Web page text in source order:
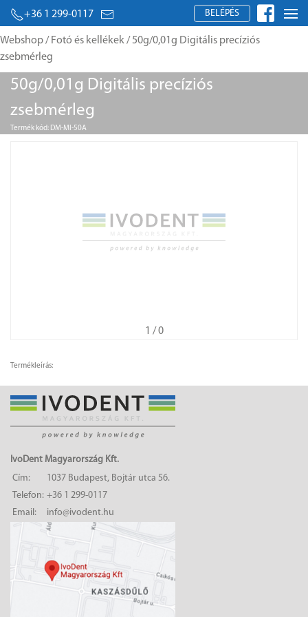
+36 1 299-0117 BELÉPÉS
Webshop/ Fotó és kellékek/ 50g/0,01g Digitális precíziós
zsebmérleg
50g/0,01g Digitális precíziós
zsebmérleg
Termék kód: DM-MI-50A
1 / 0
Termékleírás:
IvoDent Magyarország Kft.
Cím:
1037 Budapest, Bojtár utca 56.
Telefon: +36 1 299-0117
Email:
info@ivodent.hu